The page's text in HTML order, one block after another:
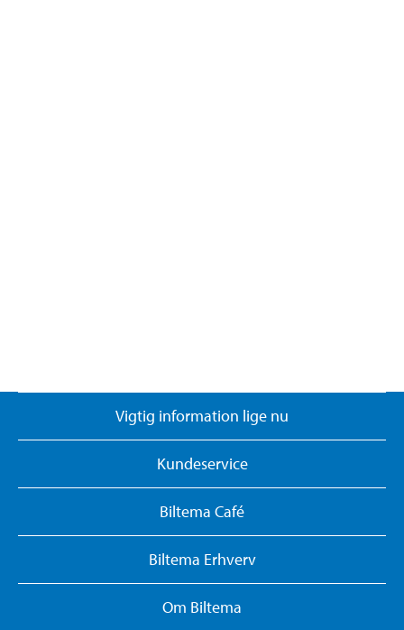
Vigtig information lige nu
Kundeservice
Biltema Café
Biltema Erhverv
Om Biltema